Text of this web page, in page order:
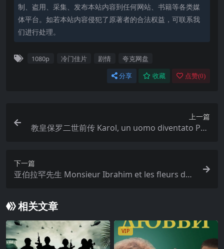
制、盗用、采集、发布本站内容到任何网站、书籍等各类媒
体平台。如若本站内容侵犯了原著者的合法权益，可联系我
们进行处理。
1080p 冷门佳片 剧情 夸克网盘
分享 收藏 点赞(0)
上一篇
教皇保罗二世前传 Karol, un uomo diventato Pap
下一篇
亚伯拉罕先生 Monsieur Ibrahim et les fleurs du
相关文章
VIP